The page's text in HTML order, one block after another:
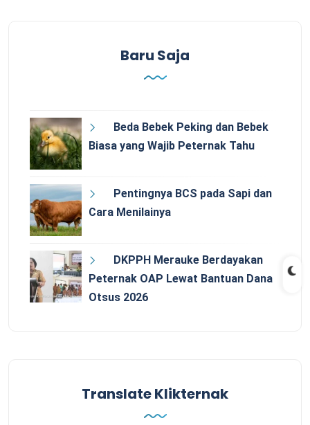
Baru Saja
Beda Bebek Peking dan Bebek
Biasa yang Wajib Peternak Tahu
Pentingnya BCS pada Sapi dan
Cara Menilainya
DKPPH Merauke Berdayakan
Peternak OAP Lewat Bantuan Dana
Otsus 2026
Translate Klikternak